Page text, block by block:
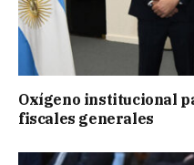
Oxígeno institucional
fiscales generales